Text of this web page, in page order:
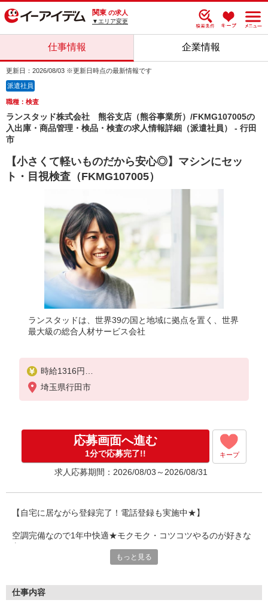
関東 の求人
▼エリア変更
仕事情報 企業情報
更新日：2026/08/03 ※更新日時点の最新情報です
派遣社員
職種：検査
ランスタッド株式会社 熊谷支店（熊谷事業所）/FKMG107005の
入出庫・商品管理・検品・検査の求人情報詳細（派遣社員） - 行田
市
【小さくて軽いものだから安心◎】マシンにセッ
ト・目視検査（FKMG107005）
ランスタッドは、世界39の国と地域に拠点を置く、世界
最大級の総合人材サービス会社
時給1316円
※交通費実費支給／当社規定あり。交通費支給あり
埼玉県行田市
応募画面へ進む
1分で応募完了!! キープ
求人応募期間：2026/08/03～2026/08/31
【自宅に居ながら登録完了！電話登録も実施中★】
空調完備なので1年中快適★モクモク・コツコツやるのが好きな
す
もっと見る
仕事内容